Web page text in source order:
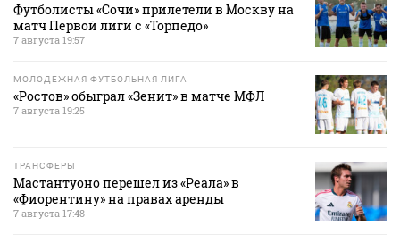
Футболисты «Сочи» прилетели в Москву на
матч Первой лиги с «Торпедо»
7 августа 19:57
МОЛОДЕЖНАЯ ФУТБОЛЬНАЯ ЛИГА
«Ростов» обыграл «Зенит» в матче МФЛ
7 августа 19:25
ТРАНСФЕРЫ
Мастантуоно перешел из «Реала» в
«Фиорентину» на правах аренды
7 августа 17:48